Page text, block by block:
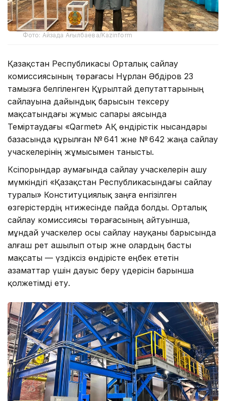
Фото: Айзада Ағылбаева/Kazinform
Қазақстан Республикасы Орталық сайлау
комиссиясының төрағасы Нұрлан Әбдіров 23
тамызға белгіленген Құрылтай депутаттарының
сайлауына дайындық барысын тексеру
мақсатындағы жұмыс сапары аясында
Теміртаудағы «Qarmet» АҚ өндірістік нысандары
базасында құрылған № 641 және № 642 жаңа сайлау
учаскелерінің жұмысымен танысты.
Кәсіпорындар аумағында сайлау учаскелерін ашу
мүмкіндігі «Қазақстан Республикасындағы сайлау
туралы» Конституциялық заңға енгізілген
өзгерістердің нәтижесінде пайда болды. Орталық
сайлау комиссиясы төрағасының айтуынша,
мұндай учаскелер осы сайлау науқаны барысында
алғаш рет ашылып отыр және олардың басты
мақсаты — үздіксіз өндірісте еңбек ететін
азаматтар үшін дауыс беру үдерісін барынша
қолжетімді ету.